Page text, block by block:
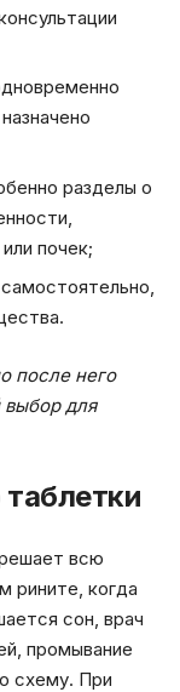
разделы о
почек;
после него
выбор для
всю
рините, когда
сон, врач
промывание
схему. При